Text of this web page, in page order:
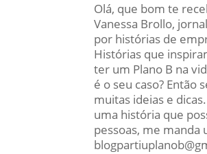
Olá, que bom te
Vanessa Brollo,
por histórias de
Histórias que
ter um Plano B na
é o seu caso? Então
muitas ideias e
uma história que
pessoas, me manda